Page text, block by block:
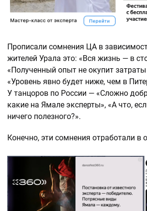
Прописали сомнения ЦА в
жителей Урала это: «Вся жизнь — в
«Полученный опыт не окупит затраты
«Уровень явно будет ниже, чем в
У танцоров по России — «Сложно
какие на Ямале эксперты», «А что,
ничего полезного?».
Конечно, эти сомнения отработали в